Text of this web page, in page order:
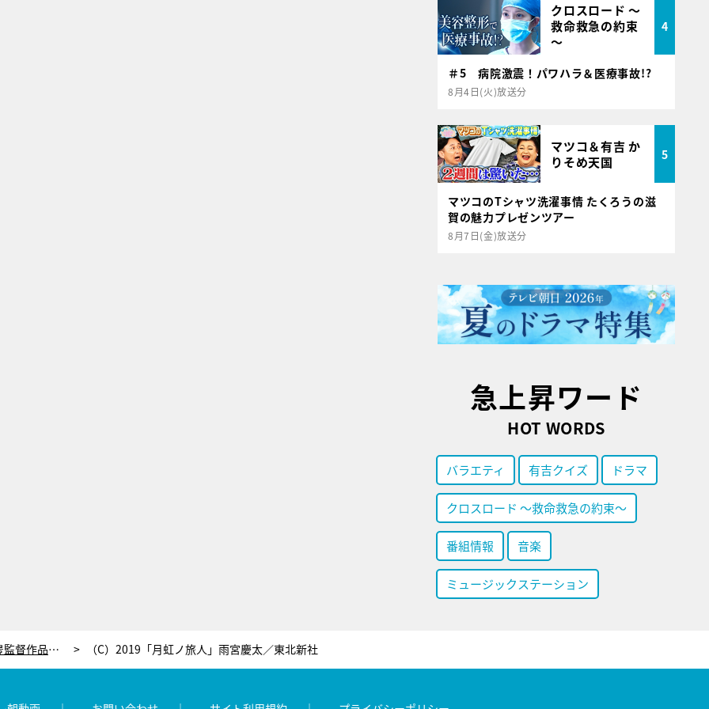
クロスロード ～
救命救急の約束
～
4
＃5 病院激震！パワハラ＆医療事故!?
8月4日(火)放送分
マツコ＆有吉 か
りそめ天国
5
マツコのTシャツ洗濯事情 たくろうの滋
賀の魅力プレゼンツアー
8月7日(金)放送分
急上昇ワード
HOT WORDS
バラエティ 有吉クイズ ドラマ
クロスロード ～救命救急の約束～
番組情報 音楽
ミュージックステーション
若手実力派俳優・中山麻聖、水谷豊監督作品への出演が俳優としての転機に「一個深いところに…」 （C）2019「月虹ノ旅人」雨宮慶太／東北新社